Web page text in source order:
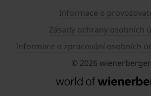
Informace o
Zásady ochrany osobních
Informace o zpracování osobních
© 2026 wienerberger